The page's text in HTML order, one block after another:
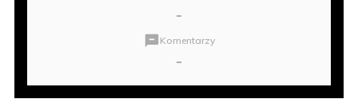
-
Komentarzy
-